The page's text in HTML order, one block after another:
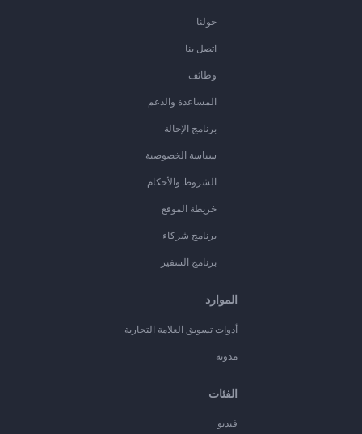
حولنا
اتصل بنا
وظائف
المساعدة والدعم
برنامج الإحالة
سياسة الخصوصية
الشروط والأحكام
خريطة الموقع
برنامج شركاء
برنامج السفير
الموارد
أدوات تسويق العلامة التجارية
مدونة
الفئات
فيديو